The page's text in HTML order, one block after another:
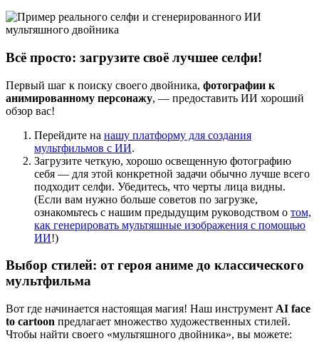
Всё просто: загрузите своё лучшее селфи!
Первый шаг к поиску своего двойника, фотографии к
анимированному персонажу, — предоставить ИИ хороший
обзор вас!
Перейдите на нашу платформу для создания
мультфильмов с ИИ.
Загрузите четкую, хорошо освещенную фотографию
себя — для этой конкретной задачи обычно лучше всего
подходит селфи. Убедитесь, что черты лица видны.
(Если вам нужно больше советов по загрузке,
ознакомьтесь с нашим предыдущим руководством о том,
как генерировать мультяшные изображения с помощью
ИИ!)
Выбор стилей: от героя аниме до классического
мультфильма
Вот где начинается настоящая магия! Наш инструмент AI face
to cartoon предлагает множество художественных стилей.
Чтобы найти своего «мультяшного двойника», вы можете: